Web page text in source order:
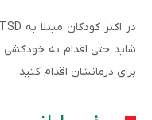
شاید حتی اقدام به خودکشی
برای درمانشان اقدام کنید.